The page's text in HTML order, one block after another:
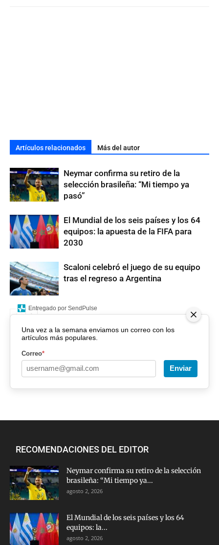
Artículos relacionados Más del autor
Neymar confirma su retiro de la
selección brasileña: “Mi tiempo ya
pasó”
El Mundial de los seis países y los 64
equipos: la apuesta de la FIFA para
2030
Scaloni celebró el juego de su equipo
tras el regreso a Argentina
Una vez a la semana enviamos un correo con los
artículos más populares.
Correo*
Enviar
Entregado por SendPulse
RECOMENDACIONES DEL EDITOR
Neymar confirma su retiro de la selección
brasileña: “Mi tiempo ya...
agosto 2, 2026
El Mundial de los seis países y los 64
equipos: la...
agosto 2, 2026